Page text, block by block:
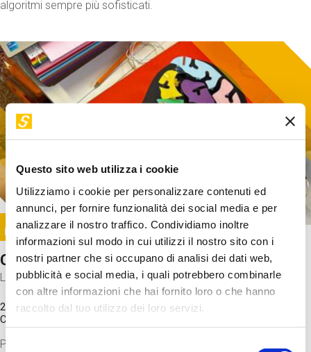
Questo sito web utilizza i cookie
Utilizziamo i cookie per personalizzare contenuti ed
annunci, per fornire funzionalità dei social media e per
analizzare il nostro traffico. Condividiamo inoltre
informazioni sul modo in cui utilizzi il nostro sito con i
nostri partner che si occupano di analisi dei dati web,
pubblicità e social media, i quali potrebbero combinarle
con altre informazioni che hai fornito loro o che hanno
raccolto dal tuo utilizzo dei loro servizi.
Selezione
algoritmi sempre più sofisticati.
Image
SUNDAY@STEP
Come funziona il cervello?
Laboratorio
20 Set 2026 / 11:15 - 13:00
Costo
Proveremo a costruire un cervello in cartoncino cercando di